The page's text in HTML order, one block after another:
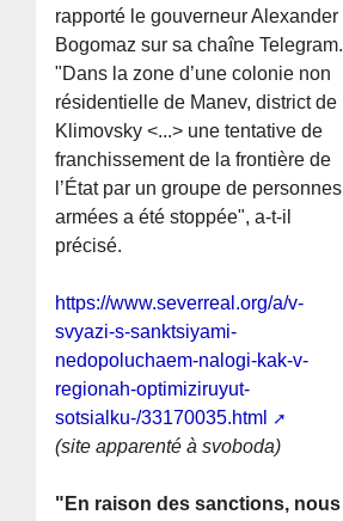
rapporté le gouverneur Alexander
Bogomaz sur sa chaîne Telegram.
"Dans la zone d’une colonie non
résidentielle de Manev, district de
Klimovsky <...> une tentative de
franchissement de la frontière de
l’État par un groupe de personnes
armées a été stoppée", a-t-il
précisé.
https://www.severreal.org/a/v-
svyazi-s-sanktsiyami-
nedopoluchaem-nalogi-kak-v-
regionah-optimiziruyut-
sotsialku-/33170035.html
(site apparenté à svoboda)
"En raison des sanctions, nous